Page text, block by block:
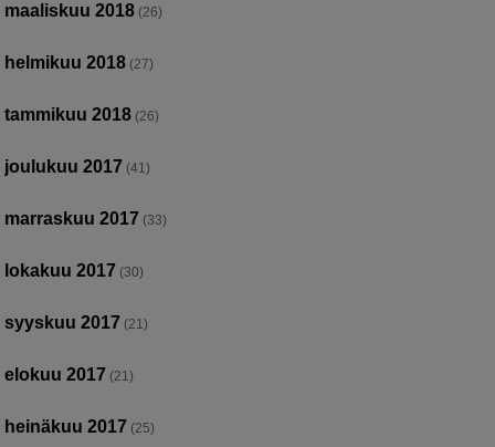
maaliskuu 2018 (26)
helmikuu 2018 (27)
tammikuu 2018 (26)
joulukuu 2017 (41)
marraskuu 2017 (33)
lokakuu 2017 (30)
syyskuu 2017 (21)
elokuu 2017 (21)
heinäkuu 2017 (25)